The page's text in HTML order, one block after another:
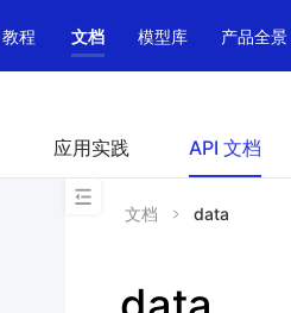
教程 文档 模型库 产品全景
应用实践 API 文档
文档 data